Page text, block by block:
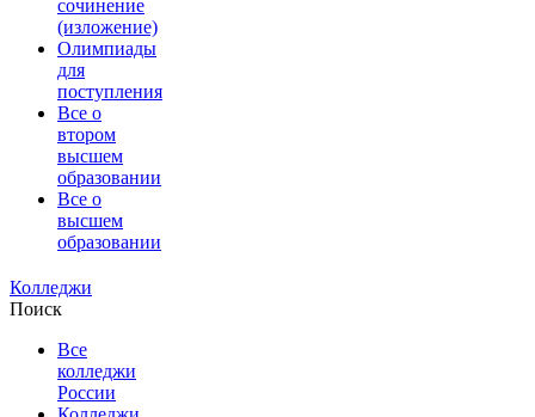
сочинение
(изложение)
Олимпиады
для
поступления
Все о
втором
высшем
образовании
Все о
высшем
образовании
Колледжи
Поиск
Все
колледжи
России